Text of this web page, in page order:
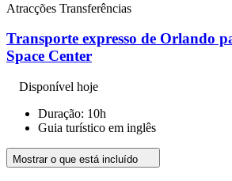
Atracções Transferências
Transporte expresso de Orlando
Space Center
Disponível hoje
Duração: 10h
Guia turístico em inglês
Mostrar o que está incluído